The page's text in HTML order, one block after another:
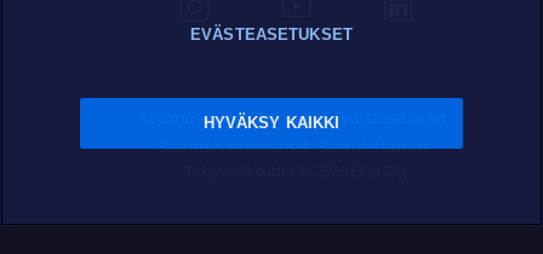
Sopimusehdot Tietosuoja Evästeasetukset
Sääntelyviranomaiset Saavutettavuus
EVÄSTEASETUKSET
HYVÄKSY KAIKKI